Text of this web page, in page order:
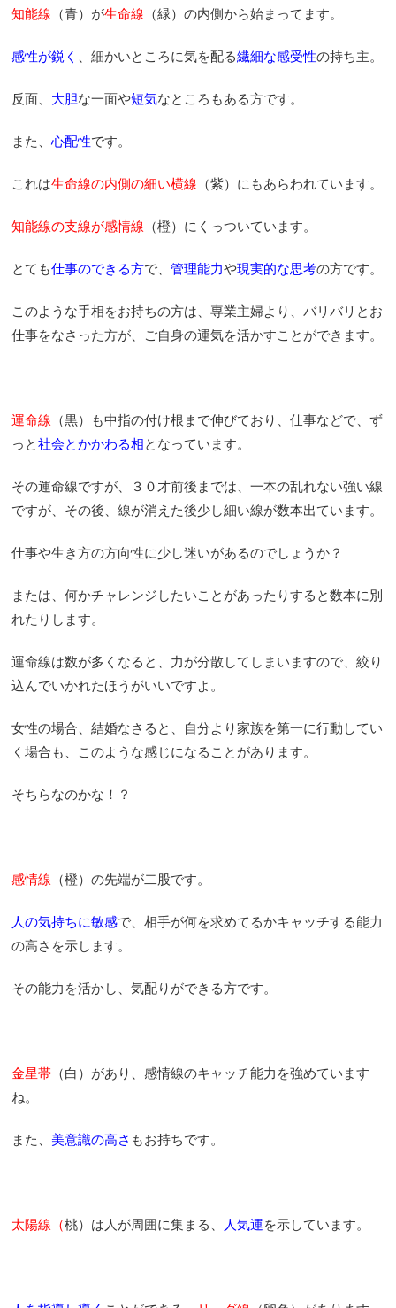
知能線 （青）が生命線 （緑）の内側から始まってます。
感性が鋭く 、細かいところに気を配る繊細な感受性の持ち主。
反面、 大胆な一面や短気なところもある方です。
また、 心配性です。
これは生命線の内側の細い横線 （紫）にもあらわれています。
知能線の支線が感情線 （橙）にくっついています。
とても仕事のできる方で、 管理能力や現実的な思考の方です。
このような手相をお持ちの方は、専業主婦より、バリバリとお
仕事をなさった方が、ご自身の運気を活かすことができます。
運命線 （黒）も中指の付け根まで伸びており、仕事などで、ず
っと社会とかかわる相となっています。
その運命線ですが、３０才前後までは、一本の乱れない強い線
ですが、その後、線が消えた後少し細い線が数本出ています。
仕事や生き方の方向性に少し迷いがあるのでしょうか？
または、何かチャレンジしたいことがあったりすると数本に別
れたりします。
運命線は数が多くなると、力が分散してしまいますので、絞り
込んでいかれたほうがいいですよ。
女性の場合、結婚なさると、自分より家族を第一に行動してい
く場合も、このような感じになることがあります。
そちらなのかな！？
感情線 （橙）の先端が二股です。
人の気持ちに敏感で、相手が何を求めてるかキャッチする能力
の高さを示します。
その能力を活かし、気配りができる方です。
金星帯 （白）があり、感情線のキャッチ能力を強めています
ね。
また、 美意識の高さ もお持ちです。
太陽線（桃）は人が周囲に集まる、 人気運を示しています。